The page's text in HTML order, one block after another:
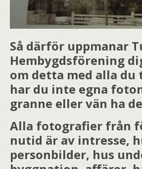
Så därför uppmanar
Hembygdsförening
om detta med alla
har du inte egna
granne eller vän ha
Alla fotografier från
nutid är av intresse,
personbilder, hus